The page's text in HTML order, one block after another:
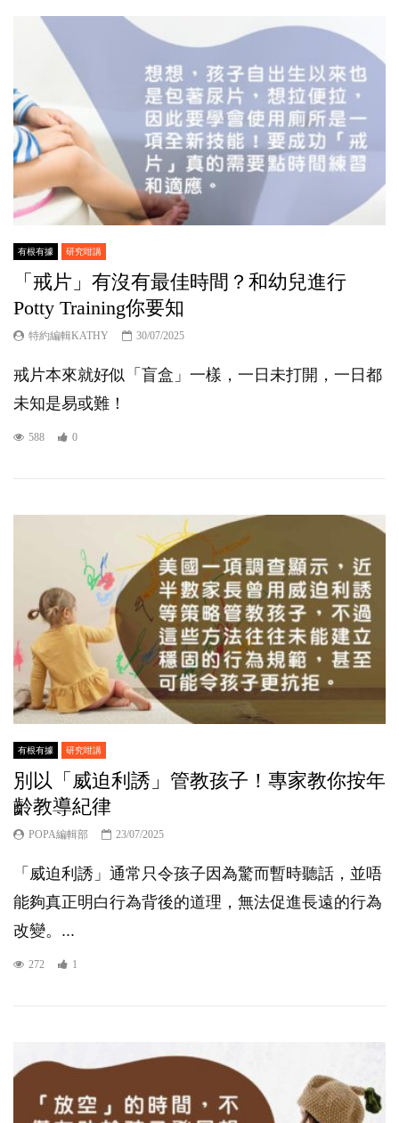
有根有據 研究咁講
「戒片」有沒有最佳時間？和幼兒進行
Potty Training你要知
特約編輯KATHY 30/07/2025
戒片本來就好似「盲盒」一樣，一日未打開，一日都
未知是易或難！
588 0
有根有據 研究咁講
別以「威迫利誘」管教孩子！專家教你按年
齡教導紀律
POPA編輯部 23/07/2025
「威迫利誘」通常只令孩子因為驚而暫時聽話，並唔
能夠真正明白行為背後的道理，無法促進長遠的行為
改變。...
272 1